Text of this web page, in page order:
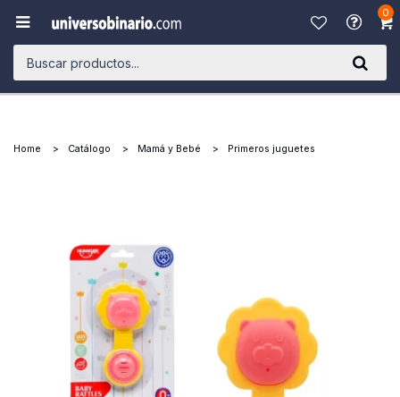
0

Home Catálogo Mamá y Bebé Primeros juguetes